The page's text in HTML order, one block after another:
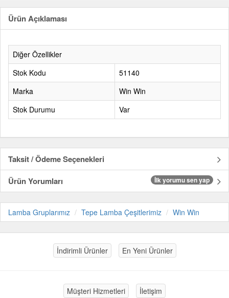
Ürün Açıklaması
Diğer Özellikler
Stok Kodu
51140
Marka
Win Win
Stok Durumu
Var
Taksit / Ödeme Seçenekleri
Ürün Yorumları
İlk yorumu sen yap
Lamba Gruplarımız Tepe Lamba Çeşitlerimiz Win Win
İndirimli Ürünler En Yeni Ürünler
Müşteri Hizmetleri İletişim